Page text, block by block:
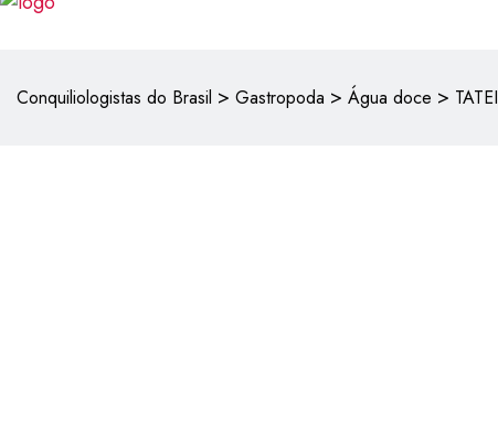
Conquiliologistas do Brasil > Gastropoda > Água doce >